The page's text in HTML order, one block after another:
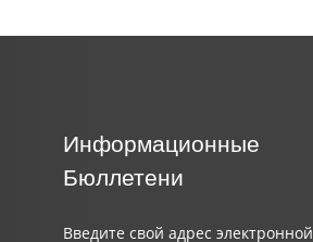
Информационные
Бюллетени
Введите свой адрес электронной